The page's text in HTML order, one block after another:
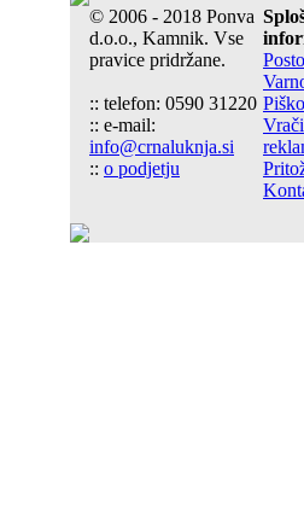
© 2006 - 2018 Ponva
d.o.o., Kamnik. Vse
pravice pridržane.
:: telefon: 0590 31220
:: e-mail:
info@crnaluknja.si
:: o podjetju